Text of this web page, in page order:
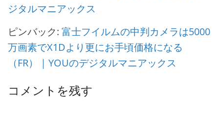
ジタルマニアックス
ピンバック: 富士フイルムの中判カメラは5000
万画素でX1Dより更にお手頃価格になる
（FR） | YOUのデジタルマニアックス
コメントを残す